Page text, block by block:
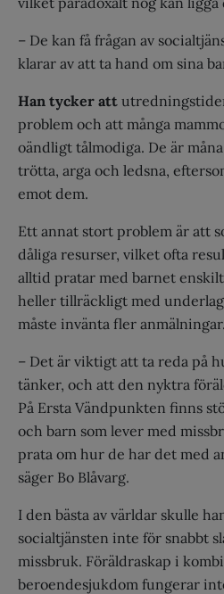
– De kan få frågan av
klarar av att ta hand om sina
Han tycker att
problem och att många
oändligt tålmodiga. De är
trötta, arga och ledsna,
emot dem.
Ett annat stort problem är att
dåliga resurser, vilket ofta
alltid pratar med barnet
heller tillräckligt med
måste invänta fler anmälningar.
– Det är viktigt att ta reda på
tänker, och att den nyktra
På Ersta Vändpunkten finns
och barn som lever med
prata om hur de har det med
säger Bo Blåvarg.
I den bästa av världar skulle
socialtjänsten inte för snabbt
missbruk. Föräldraskap i
beroendesjukdom fungerar